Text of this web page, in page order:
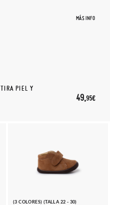
MÁS INFO
PIEL Y
49,95€
(3 COLORES) (TALLA 22 - 30)